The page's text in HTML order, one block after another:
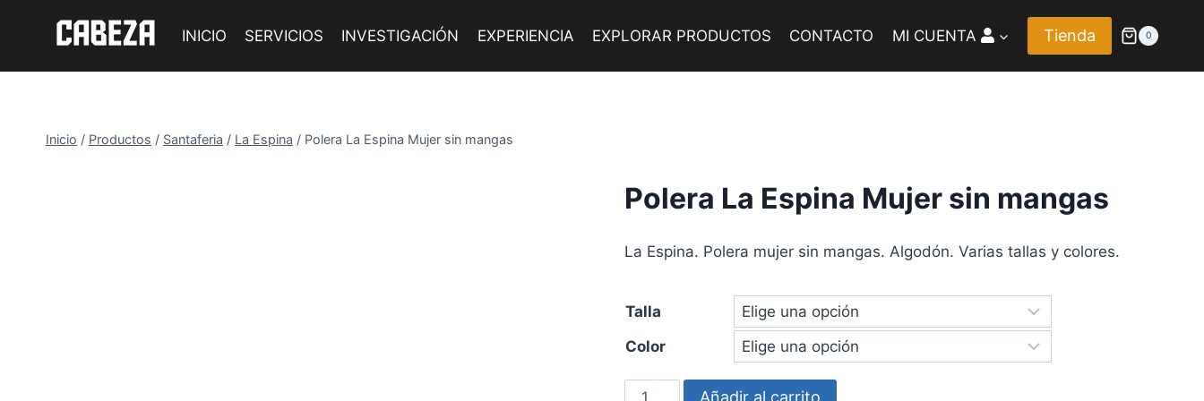
INICIO SERVICIOS INVESTIGACIÓN EXPERIENCIA EXPLORAR PRODUCTOS CONTACTO MI CUENTA Tienda 0
Inicio / Productos / Santaferia / La Espina / Polera La Espina Mujer sin mangas
Polera La Espina Mujer sin mangas
La Espina. Polera mujer sin mangas. Algodón. Varias tallas y colores.
Talla
Color
Polera
Añadir al carrito